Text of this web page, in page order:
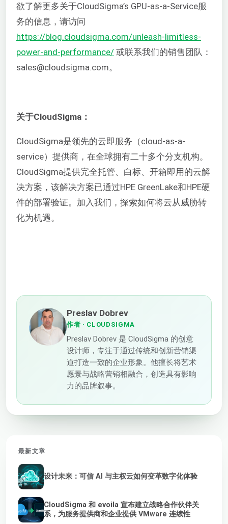
欲了解更多关于CloudSigma’s GPU-as-a-Service服
务的信息，请访问
https://blog.cloudsigma.com/unleash-limitless-
power-and-performance/ 或联系我们的销售团队：
sales@cloudsigma.com。
关于CloudSigma：
CloudSigma是领先的云即服务（cloud-as-a-
service）提供商，在全球拥有二十多个分支机构。
CloudSigma提供完全托管、白标、开箱即用的云解
决方案，该解决方案已通过HPE GreenLake和HPE硬
件的部署验证。加入我们，探索如何将云从威胁转
化为机遇。
Preslav Dobrev
作者 · CLOUDSIGMA
Preslav Dobrev 是 CloudSigma 的创意
设计师，专注于通过传统和创新营销渠
道打造一致的企业形象。他擅长将艺术
愿景与战略营销相融合，创造具有影响
力的品牌叙事。
最新文章
设计未来：可信 AI 与主权云如何变革数字化体验
CloudSigma 和 evoila 宣布建立战略合作伙伴关
系，为服务提供商和企业提供 VMware 连续性